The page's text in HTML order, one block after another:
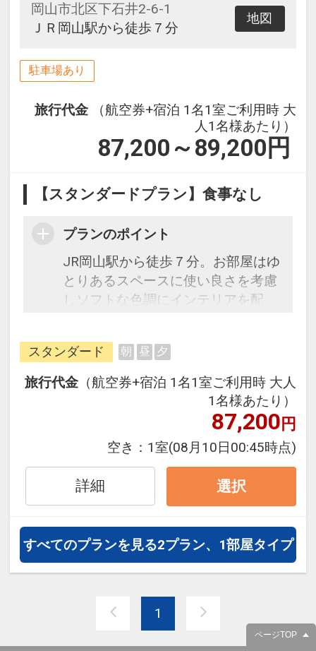
岡山市北区下石井2-6-1
ＪＲ岡山駅から徒歩７分
地図
駐車場あり
旅行代金
（航空券+宿泊 1名1室ご利用時 大
人1名様あたり）
87,200～89,200 円
【スタンダードプラン】食事なし
プランのポイント
JR岡山駅から徒歩７分。お部屋はゆ
とりあるスペースに使い良さを考慮
しソフトな色調にインテリアを配
しだしています。
スタンダード 朝 昼 夕
旅行代金 （航空券+宿泊 1名1室ご利用時 大人
1名様あたり）
87,200円
空き： 1室(08月10日00:45時点)
詳細 選択
すべてのプランを見る2プラン、1部屋タイプ
1
ページTOP